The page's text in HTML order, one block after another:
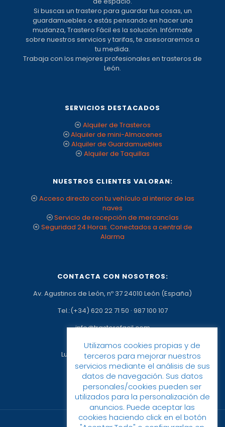
Si buscas un trastero para guardar tus cosas, un
guardamuebles o estás pensando en hacer una
mudanza, Trastero Fácil es la solución. Infórmate
sobre nuestros servicios y tarifas, te asesoraremos a
tu medida.
Trabaja con los mejores profesionales en trasteros de
León.
SERVICIOS DESTACADOS
Alquiler de Trasteros
Alquiler de mini-Almacenes
Alquiler de Guardamuebles
Alquiler de Taquillas
NUESTROS CLIENTES VALORAN:
Acceso directo con tu vehículo al interior de las
naves
Servicio de recepción de mercancías
Seguridad 24 Horas. Conectados a central de
Alarma
CONTACTA CON NOSOTROS:
Av. Agustinos de León, nº 37 24010 León (España)
Tel.:(+34) 620 22 71 50 · 987 100 107
info@trasterofacil.com
Horario:
Lunes a Viernes: 09:00h a 17:00h
Utilizamos cookies propias y de
terceros para mejorar nuestros
servicios mediante el análisis de sus
datos de navegación. Sus datos
personales/cookies pueden ser
utilizados para la personalización de
anuncios. Puede aceptar las
cookies haciendo click en el botón